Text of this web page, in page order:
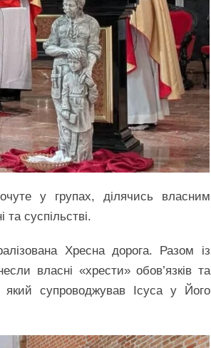
у групах, ділячись власним
суспільстві.
Хресна дорога. Разом із
власні «хрести» обов’язків та
супроводжував Ісуса у Його